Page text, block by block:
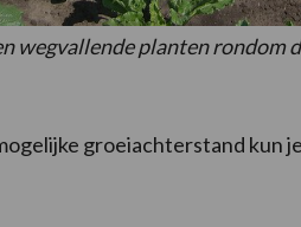
wegvallende planten rondom
groeiachterstand kun